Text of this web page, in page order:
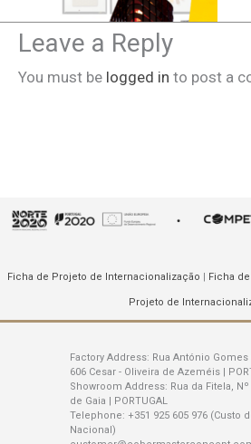
Leave a Reply
You must be logged in to post a
Ficha de Projeto de Internacionalização | Ficha
Projeto de
Factory Address: Rua António
606 Cesar - Oliveira de Azeméis |
Showroom Address: Rua da Fitela,
de Gaia | PORTUGAL
Telephone: +351 925 605 976 (Custo
Nacional)